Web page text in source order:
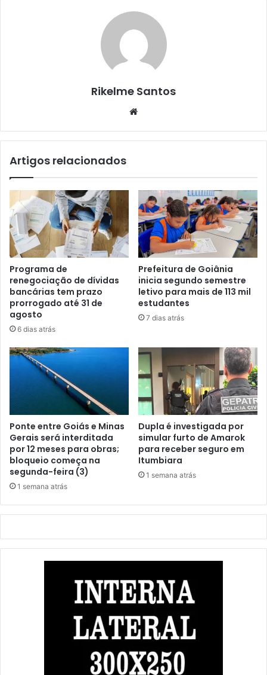
Rikelme Santos
Website
Artigos relacionados
Programa de
renegociação de dívidas
bancárias tem prazo
prorrogado até 31 de
agosto
6 dias atrás
Prefeitura de Goiânia
inicia segundo semestre
letivo para mais de 113 mil
estudantes
7 dias atrás
Ponte entre Goiás e Minas
Gerais será interditada
por 12 meses para obras;
bloqueio começa na
segunda-feira (3)
1 semana atrás
Dupla é investigada por
simular furto de Amarok
para receber seguro em
Itumbiara
1 semana atrás